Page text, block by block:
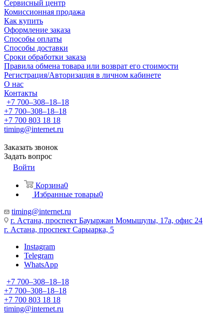
Сервисный центр
Комиссионная продажа
Как купить
Оформление заказа
Способы оплаты
Способы доставки
Сроки обработки заказа
Правила обмена товара или возврат его стоимости
Регистрация/Авторизация в личном кабинете
О нас
Контакты
+7 700‒308‒18‒18
+7 700‒308‒18‒18
+7 700 803 18 18
timing@internet.ru
Заказать звонок
Задать вопрос
Войти
Корзина0
Избранные товары0
timing@internet.ru
г. Астана, проспект Бауыржан Момышулы, 17а, офис 24
г. Астана, проспект Сарыарка, 5
Instagram
Telegram
WhatsApp
+7 700‒308‒18‒18
+7 700‒308‒18‒18
+7 700 803 18 18
timing@internet.ru